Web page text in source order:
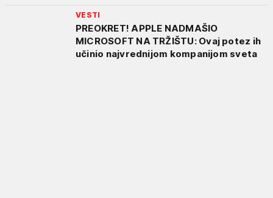
VESTI
PREOKRET! APPLE NADMAŠIO
MICROSOFT NA TRŽIŠTU: Ovaj potez ih
učinio najvrednijom kompanijom sveta